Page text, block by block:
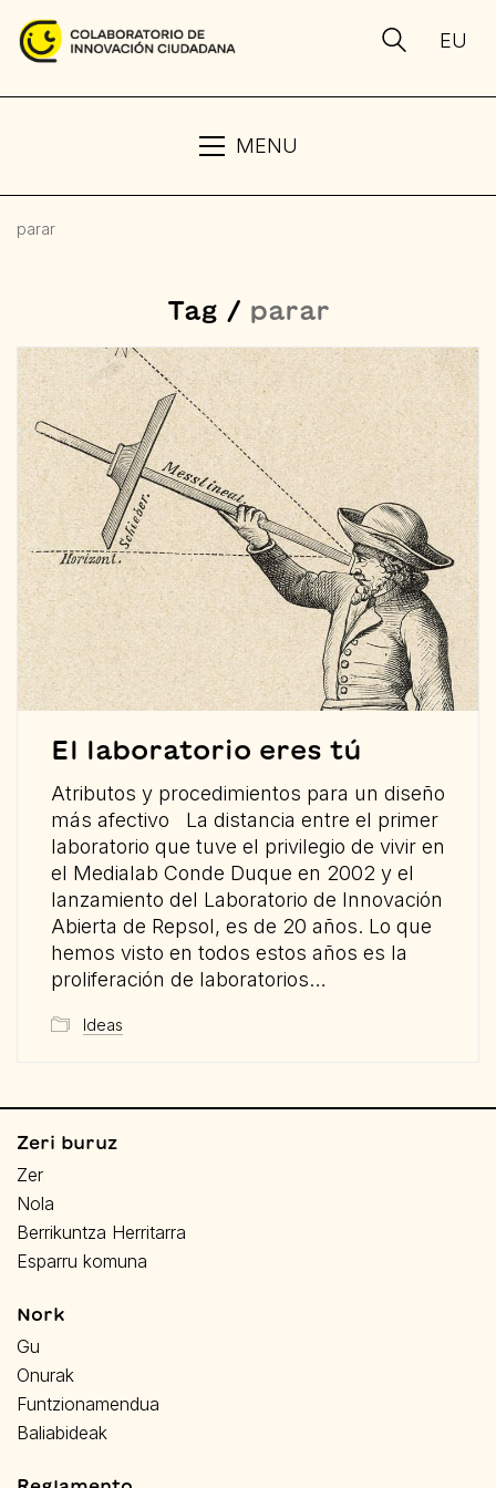
EU
MENU
parar
Tag / parar
El laboratorio eres tú
Atributos y procedimientos para un diseño
más afectivo La distancia entre el primer
laboratorio que tuve el privilegio de vivir en
el Medialab Conde Duque en 2002 y el
lanzamiento del Laboratorio de Innovación
Abierta de Repsol, es de 20 años. Lo que
hemos visto en todos estos años es la
proliferación de laboratorios…
Ideas
Zeri buruz
Zer
Nola
Berrikuntza Herritarra
Esparru komuna
Nork
Gu
Onurak
Funtzionamendua
Baliabideak